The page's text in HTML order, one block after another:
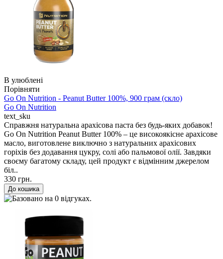
В улюблені
Порівняти
Go On Nutrition - Peanut Butter 100%, 900 грам (скло)
Go On Nutrition
text_sku
Справжня натуральна арахісова паста без будь-яких добавок!
Go On Nutrition Peanut Butter 100% – це високоякісне арахісове
масло, виготовлене виключно з натуральних арахісових
горіхів без додавання цукру, солі або пальмової олії. Завдяки
своєму багатому складу, цей продукт є відмінним джерелом
біл..
330 грн.